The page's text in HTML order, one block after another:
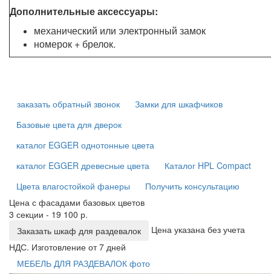
Дополнительные аксессуары:
механический или электронный замок
номерок + брелок.
заказать обратный звонок
Замки для шкафчиков
Базовые цвета для дверок
каталог EGGER однотонные цвета
каталог EGGER древесные цвета
Каталог HPL Compact
Цвета влагостойкой фанеры
Получить консультацию
Цена с фасадами базовых цветов
3 секции - 19 100 р.
Заказать шкаф для раздевалок
Цена указана без учета
НДС. Изготовление от 7 дней
МЕБЕЛЬ ДЛЯ РАЗДЕВАЛОК фото